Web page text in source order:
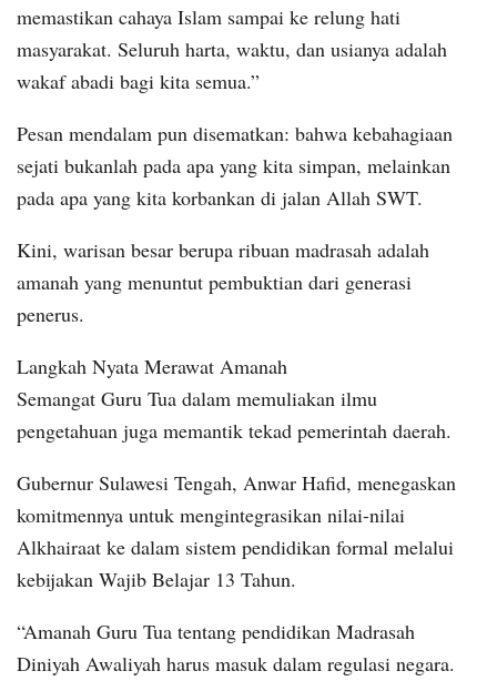
memastikan cahaya Islam sampai ke relung hati
masyarakat. Seluruh harta, waktu, dan usianya adalah
wakaf abadi bagi kita semua.”
Pesan mendalam pun disematkan: bahwa kebahagiaan
sejati bukanlah pada apa yang kita simpan, melainkan
pada apa yang kita korbankan di jalan Allah SWT.
Kini, warisan besar berupa ribuan madrasah adalah
amanah yang menuntut pembuktian dari generasi
penerus.
Langkah Nyata Merawat Amanah
Semangat Guru Tua dalam memuliakan ilmu
pengetahuan juga memantik tekad pemerintah daerah.
Gubernur Sulawesi Tengah, Anwar Hafid, menegaskan
komitmennya untuk mengintegrasikan nilai-nilai
Alkhairaat ke dalam sistem pendidikan formal melalui
kebijakan Wajib Belajar 13 Tahun.
“Amanah Guru Tua tentang pendidikan Madrasah
Diniyah Awaliyah harus masuk dalam regulasi negara.